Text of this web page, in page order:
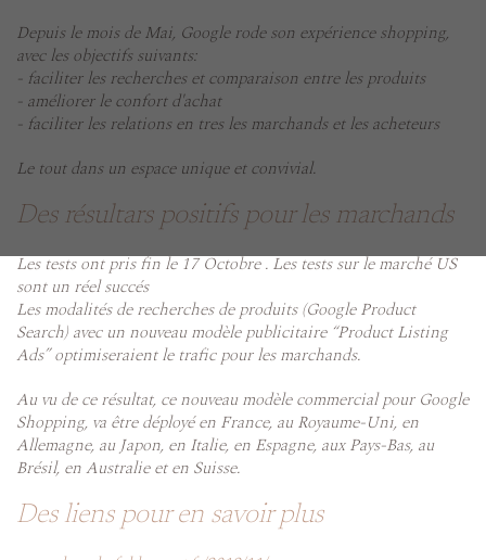
Depuis le mois de Mai, Google rode son expérience shopping,
avec les objectifs suivants:
- faciliter les recherches et comparaison entre les produits
- améliorer le confort d'achat
- faciliter les relations en tres les marchands et les acheteurs
Le tout dans un espace unique et convivial.
Des résultars positifs pour les marchands
Les tests ont pris fin le 17 Octobre . Les tests sur le marché US
sont un réel succés
Les modalités de recherches de produits (Google Product
Search) avec un nouveau modèle publicitaire “Product Listing
Ads” optimiseraient le trafic pour les marchands.
Au vu de ce résultat, ce nouveau modèle commercial pour Google
Shopping, va être déployé en France, au Royaume-Uni, en
Allemagne, au Japon, en Italie, en Espagne, aux Pays-Bas, au
Brésil, en Australie et en Suisse.
Des liens pour en savoir plus